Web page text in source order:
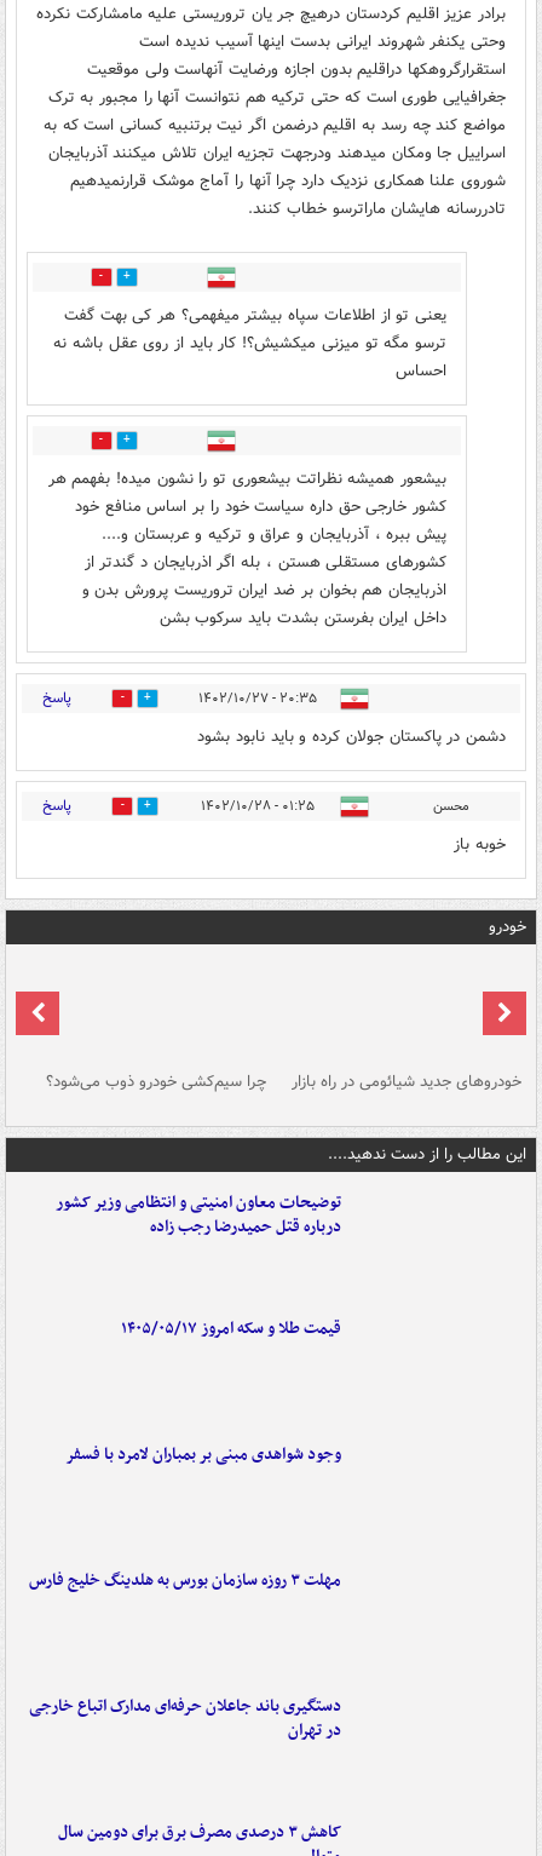
برادر عزیز اقلیم کردستان درهیچ جر یان تروریستی علیه مامشارکت نکرده
وحتی یکنفر شهروند ایرانی بدست اینها آسیب ندیده است
استقرارگروهکها دراقلیم بدون اجازه ورضایت آنهاست ولی موقعیت
جغرافیایی طوری است که حتی ترکیه هم نتوانست آنها را مجبور به ترک
مواضع کند چه رسد به اقلیم درضمن اگر نیت برتنبیه کسانی است که به
اسراییل جا ومکان میدهند ودرجهت تجزیه ایران تلاش میکنند آذربایجان
شوروی علنا همکاری نزدیک دارد چرا آنها را آماج موشک قرارنمیدهیم
تادررسانه هایشان ماراترسو خطاب کنند.
5
یعنی تو از اطلاعات سپاه بیشتر میفهمی؟ هر کی بهت گفت
ترسو مگه تو میزنی میکشیش؟! کار باید از روی عقل باشه نه
احساس
2
بیشعور همیشه نظراتت بیشعوری تو را نشون میده! بفهمم هر
کشور خارجی حق داره سیاست خود را بر اساس منافع خود
پیش ببره ، آذربایجان و عراق و ترکیه و عربستان و....
کشورهای مستقلی هستن ، بله اگر اذربایجان د گندتر از
اذربایجان هم بخوان بر ضد ایران تروریست پرورش بدن و
داخل ایران بفرستن بشدت باید سرکوب بشن
۲۰:۳۵ - ۱۴۰۲/۱۰/۲۷ 4 پاسخ
دشمن در پاکستان جولان کرده و باید نابود بشود
محسن ۰۱:۲۵ - ۱۴۰۲/۱۰/۲۸ 0 پاسخ
خوبه باز
خودرو
خودروهای جدید شیائومی در راه بازار چرا سیم‌کشی خودرو ذوب می‌شود؟
این مطالب را از دست ندهید....
توضیحات معاون امنیتی و انتظامی وزیر کشور
درباره قتل حمیدرضا رجب زاده
قیمت طلا و سکه امروز ۱۴۰۵/۰۵/۱۷
وجود شواهدی مبنی بر بمباران لامرد با فسفر
مهلت ۳ روزه سازمان بورس به هلدینگ خلیج فارس
دستگیری باند جاعلان حرفه‌ای مدارک اتباع خارجی
در تهران
کاهش ۳ درصدی مصرف برق برای دومین سال